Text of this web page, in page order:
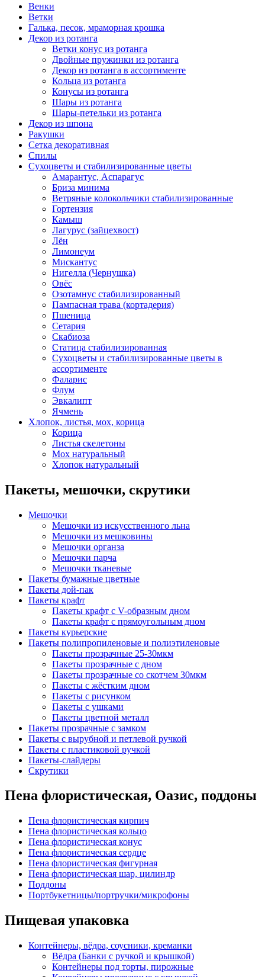
Венки
Ветки
Галька, песок, мраморная крошка
Декор из ротанга
Ветки конус из ротанга
Двойные пружинки из ротанга
Декор из ротанга в ассортименте
Кольца из ротанга
Конусы из ротанга
Шары из ротанга
Шары-петельки из ротанга
Декор из шпона
Ракушки
Сетка декоративная
Спилы
Сухоцветы и стабилизированные цветы
Амарантус, Аспарагус
Бриза минима
Ветряные колокольчики стабилизированные
Гортензия
Камыш
Лагурус (зайцехвост)
Лён
Лимонеум
Мискантус
Нигелла (Чернушка)
Овёс
Озотамнус стабилизированный
Пампасная трава (кортадерия)
Пшеница
Сетария
Скабиоза
Статица стабилизированная
Сухоцветы и стабилизированные цветы в
ассортименте
Фаларис
Флум
Эвкалипт
Ячмень
Хлопок, листья, мох, корица
Корица
Листья скелетоны
Мох натуральный
Хлопок натуральный
Пакеты, мешочки, скрутики
Мешочки
Мешочки из искусственного льна
Мешочки из мешковины
Мешочки органза
Мешочки парча
Мешочки тканевые
Пакеты бумажные цветные
Пакеты дой-пак
Пакеты крафт
Пакеты крафт с V-образным дном
Пакеты крафт с прямоугольным дном
Пакеты курьерские
Пакеты полипропиленовые и полиэтиленовые
Пакеты прозрачные 25-30мкм
Пакеты прозрачные с дном
Пакеты прозрачные со скотчем 30мкм
Пакеты с жёстким дном
Пакеты с рисунком
Пакеты с ушками
Пакеты цветной металл
Пакеты прозрачные с замком
Пакеты с вырубной и петлевой ручкой
Пакеты с пластиковой ручкой
Пакеты-слайдеры
Скрутики
Пена флористическая, Оазис, поддоны
Пена флористическая кирпич
Пена флористическая кольцо
Пена флористическая конус
Пена флористическая сердце
Пена флористическая фигурная
Пена флористическая шар, цилиндр
Поддоны
Портбукетницы/портручки/микрофоны
Пищевая упаковка
Контейнеры, вёдра, соусники, креманки
Вёдра (Банки с ручкой и крышкой)
Контейнеры под торты, пирожные